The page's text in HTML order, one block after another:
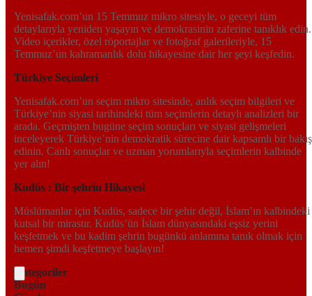
Yenisafak.com’un 15 Temmuz mikro sitesiyle, o geceyi tüm
detaylarıyla yeniden yaşayın ve demokrasinin zaferine tanıklık edin.
Video içerikler, özel röportajlar ve fotoğraf galerileriyle, 15
Temmuz’un kahramanlık dolu hikayesine dair her şeyi keşfedin.
Türkiye Seçimleri
Yenisafak.com’un seçim mikro sitesinde, anlık seçim bilgileri ve
Türkiye’nin siyasi tarihindeki tüm seçimlerin detaylı analizleri bir
arada. Geçmişten bugüne seçim sonuçları ve siyasi gelişmeleri
inceleyerek Türkiye’nin demokratik sürecine dair kapsamlı bir bakış
edinin. Canlı sonuçlar ve uzman yorumlarıyla seçimlerin kalbinde
yer alın!
Kudüs : Bir şehrin Hikayesi
Müslümanlar için Kudüs, sadece bir şehir değil, İslam’ın kalbindeki
kutsal bir mirastır. Kudüs’ün İslam dünyasındaki eşsiz yerini
keşfetmek ve bu kadim şehrin bugünkü anlamına tanık olmak için
hemen şimdi keşfetmeye başlayın!
Kategoriler
Bugün